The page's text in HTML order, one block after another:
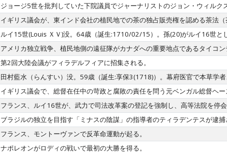
ジョージ5世を批判していた下院議員でジャーナリストのジョン・ウィルク
イギリス議会が、東インド会社の植民地での茶の独占販売権を認める茶法（
ルイ15世(Louis ＸＶ)没。64歳（誕生:1710/02/15）。孫(20)がルイ16世と
アメリカ独立戦争、植民地側の遠征隊がカナダへの重要地点であるタイコン
第2回大陸会議がフィラデルフィアに招集される。
田村藍水（らんすい）没。59歳（誕生:享保3(1718)）。幕府医官で本草学者
イギリス議会で、総督在任中の苛政と腐敗の責任を問う元ベンガル総督ヘー
フランス、ルイ16世が、武力で司法改革案の登記を強制し、高等法院を停会
ブラジルの独立を目指す「ミナスの陰謀」の指導者のティラデンテスが逮捕
フランス、モントーヴァンで反革命運動が起る。
ナポレオンがロディの戦いで最初の大勝を得る。